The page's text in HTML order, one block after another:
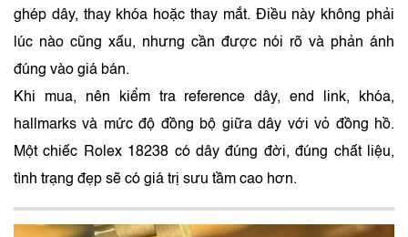
ghép dây, thay khóa hoặc thay mắt. Điều này không phải
lúc nào cũng xấu, nhưng cần được nói rõ và phản ánh
đúng vào giá bán.
Khi mua, nên kiểm tra reference dây, end link, khóa,
hallmarks và mức độ đồng bộ giữa dây với vỏ đồng hồ.
Một chiếc Rolex 18238 có dây đúng đời, đúng chất liệu,
tình trạng đẹp sẽ có giá trị sưu tầm cao hơn.